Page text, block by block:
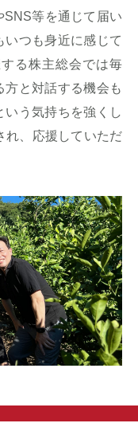
SNS等を通じて届い
いつも身近に感じて
る株主総会では毎
と対話する機会も
いう気持ちを強くし
れ、応援していただ